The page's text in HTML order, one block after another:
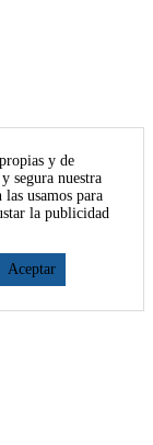
y de
segura nuestra
usamos para
la publicidad
Aceptar